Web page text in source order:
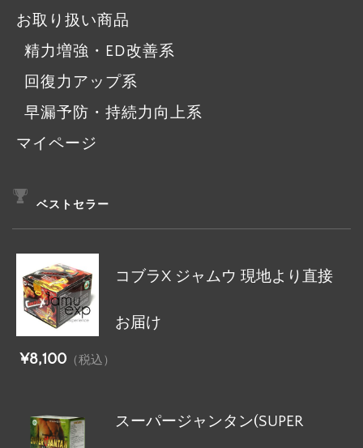
お取り扱い商品
精力増強・ED改善系
回復力アップ系
早漏予防・持続力向上系
マイページ
ベストセラー
コブラX ジャムウ 現地より直接
お届け
¥8,100 （税込）
スーパージャンタン(SUPER